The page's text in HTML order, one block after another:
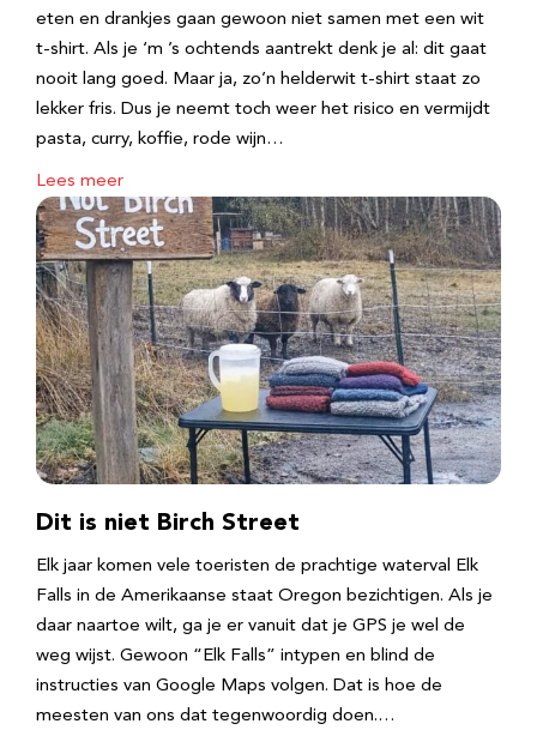
eten en drankjes gaan gewoon niet samen met een wit
t-shirt. Als je ‘m ’s ochtends aantrekt denk je al: dit gaat
nooit lang goed. Maar ja, zo’n helderwit t-shirt staat zo
lekker fris. Dus je neemt toch weer het risico en vermijdt
pasta, curry, koffie, rode wijn…
Lees meer
Dit is niet Birch Street
Elk jaar komen vele toeristen de prachtige waterval Elk
Falls in de Amerikaanse staat Oregon bezichtigen. Als je
daar naartoe wilt, ga je er vanuit dat je GPS je wel de
weg wijst. Gewoon “Elk Falls” intypen en blind de
instructies van Google Maps volgen. Dat is hoe de
meesten van ons dat tegenwoordig doen.…